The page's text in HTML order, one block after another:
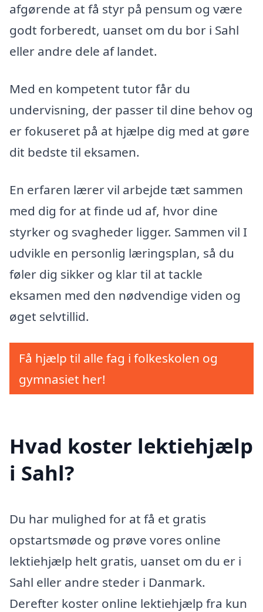
afgørende at få styr på pensum og være
godt forberedt, uanset om du bor i Sahl
eller andre dele af landet.
Med en kompetent tutor får du
undervisning, der passer til dine behov og
er fokuseret på at hjælpe dig med at gøre
dit bedste til eksamen.
En erfaren lærer vil arbejde tæt sammen
med dig for at finde ud af, hvor dine
styrker og svagheder ligger. Sammen vil I
udvikle en personlig læringsplan, så du
føler dig sikker og klar til at tackle
eksamen med den nødvendige viden og
øget selvtillid.
Få hjælp til alle fag i folkeskolen og
gymnasiet her!
Hvad koster lektiehjælp
i Sahl?
Du har mulighed for at få et gratis
opstartsmøde og prøve vores online
lektiehjælp helt gratis, uanset om du er i
Sahl eller andre steder i Danmark.
Derefter koster online lektiehjælp fra kun